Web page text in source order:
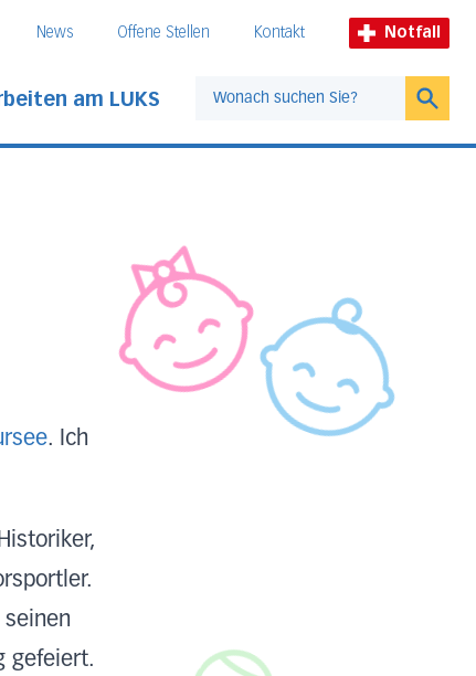
News Offene Stellen Kontakt Notfall
am LUKS
. Ich
gefeiert.